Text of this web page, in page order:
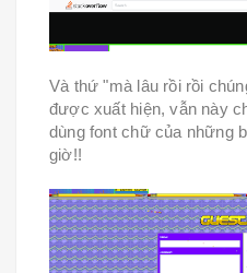
Và thứ "mà lâu rồi rồi
được xuất hiện, vẫn này
dùng font chữ của những
giờ!!